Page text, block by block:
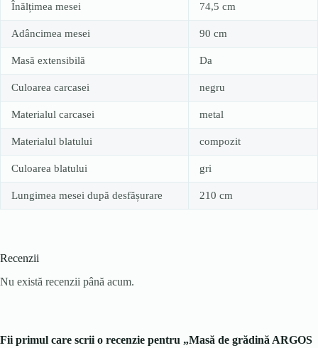
Înălțimea mesei 74,5 cm
Adâncimea mesei 90 cm
Masă extensibilă Da
Culoarea carcasei negru
Materialul carcasei metal
Materialul blatului compozit
Culoarea blatului gri
Lungimea mesei după desfășurare 210 cm
Recenzii
Nu există recenzii până acum.
Fii primul care scrii o recenzie pentru „Masă de grădină ARGOS